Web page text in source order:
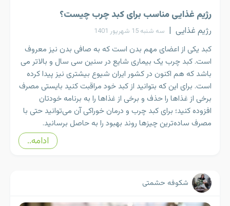
رژیم غذایی مناسب برای کبد چرب چیست؟
رژیم غذایی | سه شنبه 15 شهریور 1401
کبد یکی از اعضای مهم بدن است که به صافی بدن نیز معروف
است. کبد چرب یک بیماری شایع در سنین سی سال و بالاتر می
باشد که هم اکنون در کشور ایران شیوع بیشتری نیز پیدا کرده
است. برای این که بتوانید از کبد خود مراقبت کنید بایستی مصرف
برخی از غذاها را حذف و برخی از غذاها را به برنامه خودتان
افزوده کنید؛ برای کبد چرب و درمان خوراکی آن می‌توانید حتی با
مصرف ساده‌ترین چیزها روند بهبود را به حاصل برسانید.
ادامه..
شکوفه حشمتی